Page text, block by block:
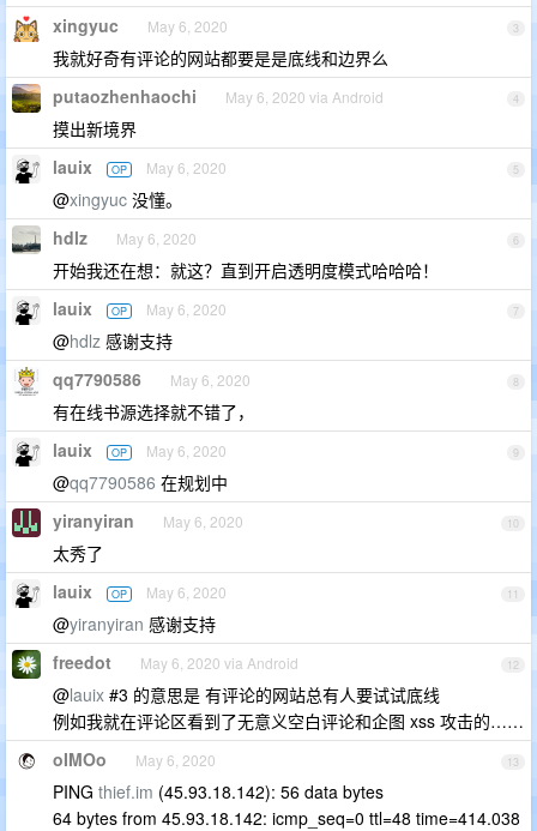
3
xingyuc May 6, 2020
我就好奇有评论的网站都要是是底线和边界么
4
putaozhenhaochi May 6, 2020 via Android
摸出新境界
5
lauix OP May 6, 2020
@xingyuc 没懂。
6
hdlz May 6, 2020
开始我还在想：就这？直到开启透明度模式哈哈哈！
7
lauix OP May 6, 2020
@hdlz 感谢支持
8
qq7790586 May 6, 2020
有在线书源选择就不错了，
9
lauix OP May 6, 2020
@qq7790586 在规划中
10
yiranyiran May 6, 2020
太秀了
11
lauix OP May 6, 2020
@yiranyiran 感谢支持
12
freedot May 6, 2020 via Android
@lauix #3 的意思是 有评论的网站总有人要试试底线
例如我就在评论区看到了无意义空白评论和企图 xss 攻击的……
13
oIMOo May 6, 2020
PING thief.im (45.93.18.142): 56 data bytes
64 bytes from 45.93.18.142: icmp_seq=0 ttl=48 time=414.038